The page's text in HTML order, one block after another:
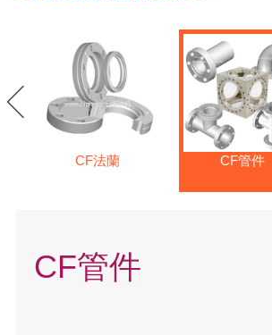
CF法蘭 CF管件
CF管件